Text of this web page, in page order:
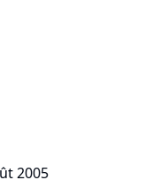
2005